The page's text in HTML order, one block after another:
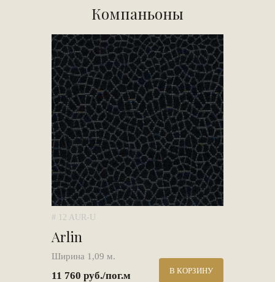
Компаньоны
# 12 AUR-U
Arlin
Ширина 1,09 м.
11 760 руб./пог.м В КОРЗИНУ